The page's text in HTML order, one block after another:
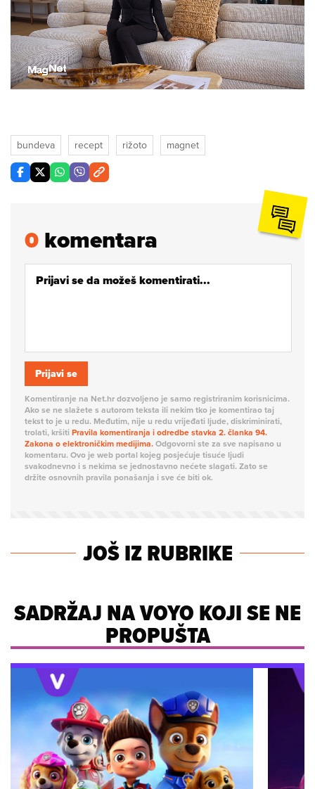
Unmute /
Loaded:
9.02%
bundeva recept rižoto magnet
0komentara
Prijavi se
Komentiranje na Net.hr dozvoljeno je samo registriranim korisnicima.
Ako se ne slažete s autorom teksta ili nekim tko je komentirao taj
tekst to je u redu. Međutim, nije u redu vrijeđati ljude, diskriminirati,
trolati, kršiti Pravila komentiranja i odredbe stavka 2. članka 94.
Zakona o elektroničkim medijima.Odgovorni ste za sve napisano u
komentaru. Ovo je web portal kojeg posjećuje tisuće ljudi
svakodnevno i s nekima se jednostavno nećete slagati. Zato se
držite osnovnih pravila ponašanja i sve će biti ok.
JOŠ IZ RUBRIKE
SADRŽAJ NA VOYO KOJI SE NE
PROPUŠTA